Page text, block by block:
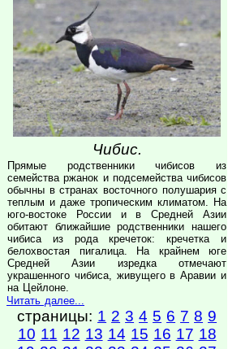
Чибис.
Прямые родственники чибисов из
семейства ржанок и подсемейства чибисов
обычны в странах восточного полушария с
теплым и даже тропическим климатом. На
юго-востоке России и в Средней Азии
обитают ближайшие родственники нашего
чибиса из рода кречеток: кречетка и
белохвостая пигалица. На крайнем юге
Средней Азии изредка отмечают
украшенного чибиса, живущего в Аравии и
на Цейлоне.
Читать далее...
страницы: 1 2 3 4 5 6 7 8 9
10 11 12 13 14 15 16 17 18